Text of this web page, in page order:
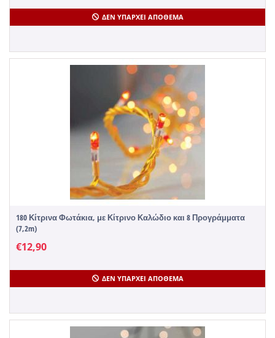
ΔΕΝ ΥΠΆΡΧΕΙ ΑΠΌΘΕΜΑ
180 Κίτρινα Φωτάκια, με Κίτρινο Καλώδιο και 8 Προγράμματα
(7,2m)
€12,90
ΔΕΝ ΥΠΆΡΧΕΙ ΑΠΌΘΕΜΑ